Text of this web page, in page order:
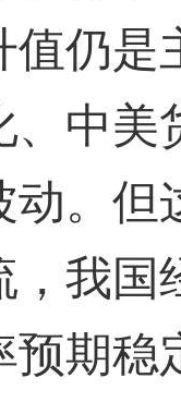
值仍是
、中美
动。但
，我国
预期稳